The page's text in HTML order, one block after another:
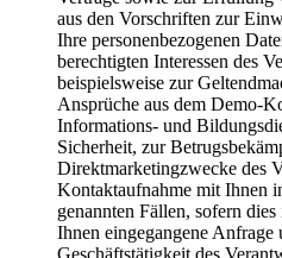
aus den Vorschriften zur
Ihre personenbezogenen
berechtigten Interessen des
beispielsweise zur
Ansprüche aus dem Demo-
Informations- und
Sicherheit, zur
Direktmarketingzwecke des
Kontaktaufnahme mit Ihnen
genannten Fällen, sofern
Ihnen eingegangene
Geschäftstätigkeit des